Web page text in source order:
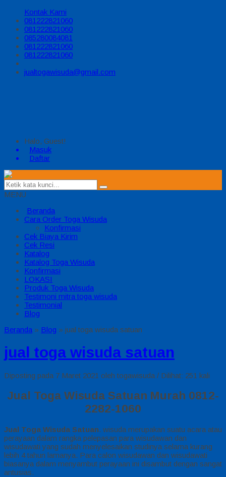
Kontak Kami
081222821060
081222821060
085280084081
081222821060
081222821060
jualtogawisuda@gmail.com
Halo, Guest!
Masuk
Daftar
MENU
Beranda
Cara Order Toga Wisuda
Konfirmasi
Cek Biaya Kirim
Cek Resi
Katalog
Katalog Toga Wisuda
Konfirmasi
LOKASI
Produk Toga Wisuda
Testimoni mitra toga wisuda
Testimonial
Blog
Beranda » Blog » jual toga wisuda satuan
jual toga wisuda satuan
Diposting pada 7 Maret 2021 oleh togawisuda / Dilihat: 251 kali
Jual Toga Wisuda Satuan Murah 0812-
2282-1060
Jual Toga Wisuda Satuan. wisuda merupakan suatu acara atau
perayaan dalam rangka pelepasan para wisudawan dan
wisudawati yang sudah menyelesaikan studinya selama kurang
lebih 4 tahun lamanya. Para calon wisudawan dan wisudawati
biasanya dalam menyambut perayaan ini disambut dengan sangat
antusias.